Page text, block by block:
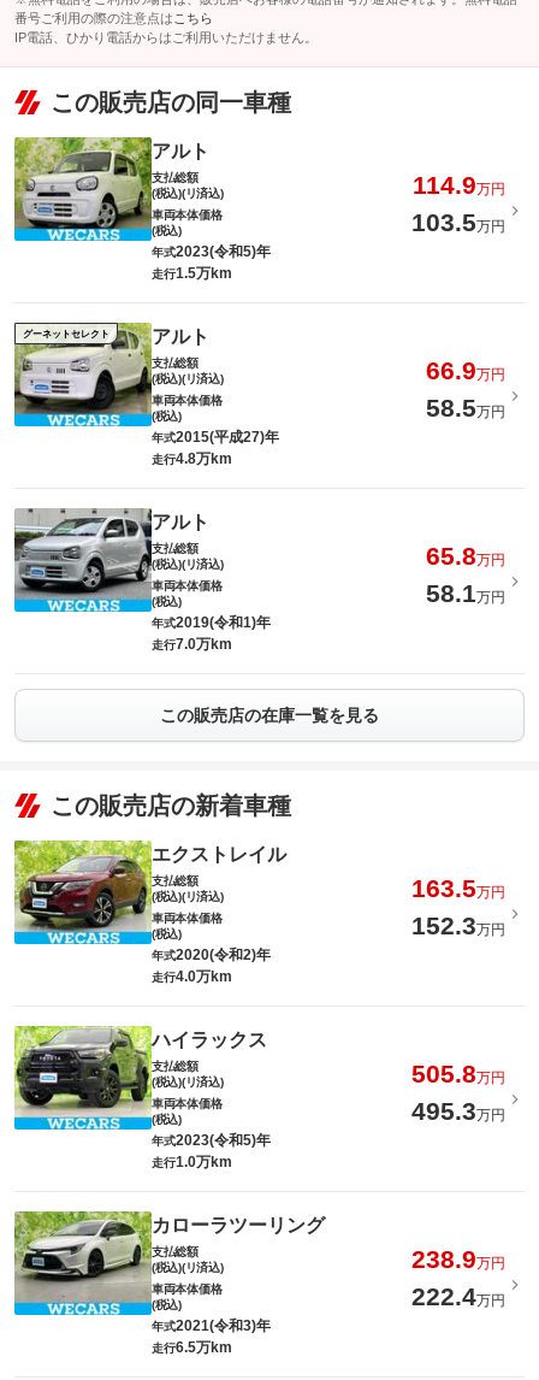
番号ご利用の際の注意点は こちら
IP電話、ひかり電話からはご利用いただけません。
この販売店の同一車種
アルト
支払総額
(税込)(リ済込)
114.9万円
車両本体価格
(税込)
103.5万円
年式2023(令和5)年
走行1.5万km
グーネットセレクト アルト
支払総額
(税込)(リ済込)
66.9万円
車両本体価格
(税込)
58.5万円
年式2015(平成27)年
走行4.8万km
アルト
支払総額
(税込)(リ済込)
65.8万円
車両本体価格
(税込)
58.1万円
年式2019(令和1)年
走行7.0万km
この販売店の在庫一覧を見る
この販売店の新着車種
エクストレイル
支払総額
(税込)(リ済込)
163.5万円
車両本体価格
(税込)
152.3万円
年式2020(令和2)年
走行4.0万km
ハイラックス
支払総額
(税込)(リ済込)
505.8万円
車両本体価格
(税込)
495.3万円
年式2023(令和5)年
走行1.0万km
カローラツーリング
支払総額
(税込)(リ済込)
238.9万円
車両本体価格
(税込)
222.4万円
年式2021(令和3)年
走行6.5万km